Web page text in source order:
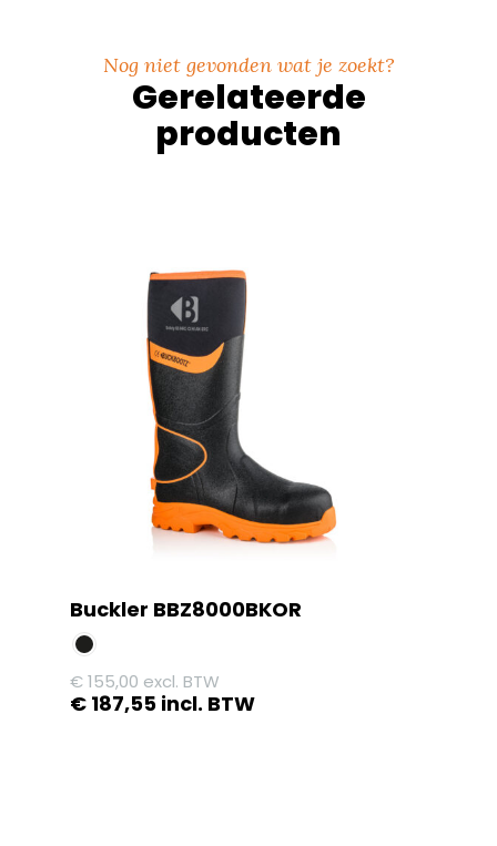
Nog niet gevonden wat je zoekt?
Gerelateerde
producten
Buckler BBZ8000BKOR
€155,00 excl. BTW
€ 187,55 incl. BTW